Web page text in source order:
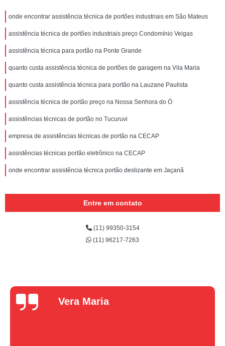
onde encontrar assistência técnica de portões industriais em São Mateus
assistência técnica de portões industriais preço Condomínio Veigas
assistência técnica para portão na Ponte Grande
quanto custa assistência técnica de portões de garagem na Vila Maria
quanto custa assistência técnica para portão na Lauzane Paulista
assistência técnica de portão preço na Nossa Senhora do Ó
assistências técnicas de portão no Tucuruvi
empresa de assistências técnicas de portão na CECAP
assistências técnicas portão eletrônico na CECAP
onde encontrar assistência técnica portão deslizante em Jaçanã
Entre em contato
(11) 99350-3154
(11) 96217-7263
Vera Maria